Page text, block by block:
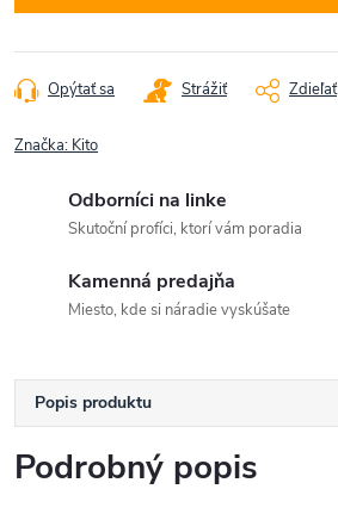
Opýtať sa Strážiť Zdieľať
Značka: Kito
Odborníci na linke
Skutoční profíci, ktorí vám poradia
Kamenná predajňa
Miesto, kde si náradie vyskúšate
Popis produktu
Podrobný popis